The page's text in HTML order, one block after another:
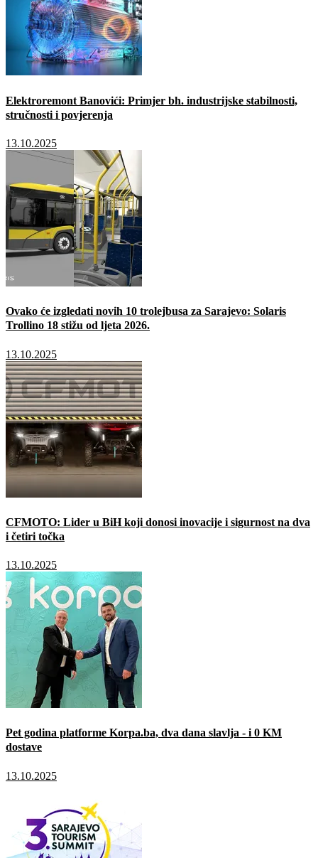
Elektroremont Banovići: Primjer bh. industrijske stabilnosti,
stručnosti i povjerenja
13.10.2025
Ovako će izgledati novih 10 trolejbusa za Sarajevo: Solaris
Trollino 18 stižu od ljeta 2026.
13.10.2025
CFMOTO: Lider u BiH koji donosi inovacije i sigurnost na dva
i četiri točka
13.10.2025
Pet godina platforme Korpa.ba, dva dana slavlja - i 0 KM
dostave
13.10.2025